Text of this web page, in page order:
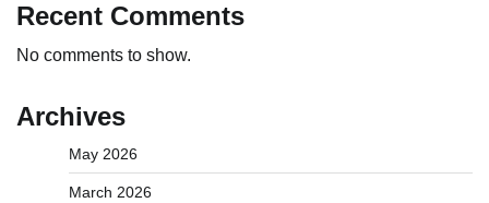
Recent Comments
No comments to show.
Archives
May 2026
March 2026